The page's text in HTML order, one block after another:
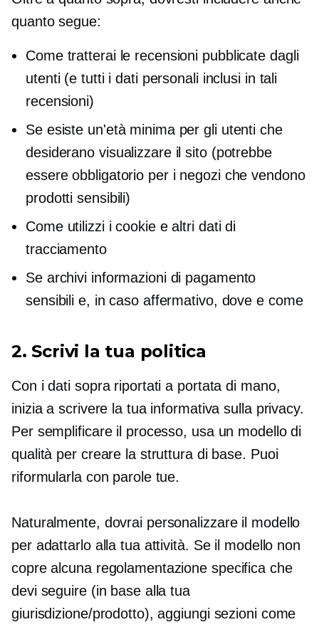
quanto segue:
Come tratterai le recensioni pubblicate dagli
utenti (e tutti i dati personali inclusi in tali
recensioni)
Se esiste un'età minima per gli utenti che
desiderano visualizzare il sito (potrebbe
essere obbligatorio per i negozi che vendono
prodotti sensibili)
Come utilizzi i cookie e altri dati di
tracciamento
Se archivi informazioni di pagamento
sensibili e, in caso affermativo, dove e come
2. Scrivi la tua politica
Con i dati sopra riportati a portata di mano,
inizia a scrivere la tua informativa sulla privacy.
Per semplificare il processo, usa un modello di
qualità per creare la struttura di base. Puoi
riformularla con parole tue.
Naturalmente, dovrai personalizzare il modello
per adattarlo alla tua attività. Se il modello non
copre alcuna regolamentazione specifica che
devi seguire (in base alla tua
giurisdizione/prodotto), aggiungi sezioni come